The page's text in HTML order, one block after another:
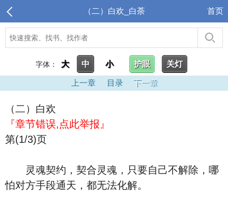
（二）白欢_白荼 首页
字体： 大 中 小 护眼 关灯
上一章 目录 下一章
（二）白欢
『章节错误,点此举报』
第(1/3)页
灵魂契约，契合灵魂，只要自己不解除，哪
怕对方手段通天，都无法化解。